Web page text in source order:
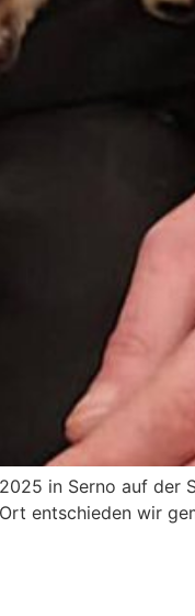
in Serno auf der
entschieden wir